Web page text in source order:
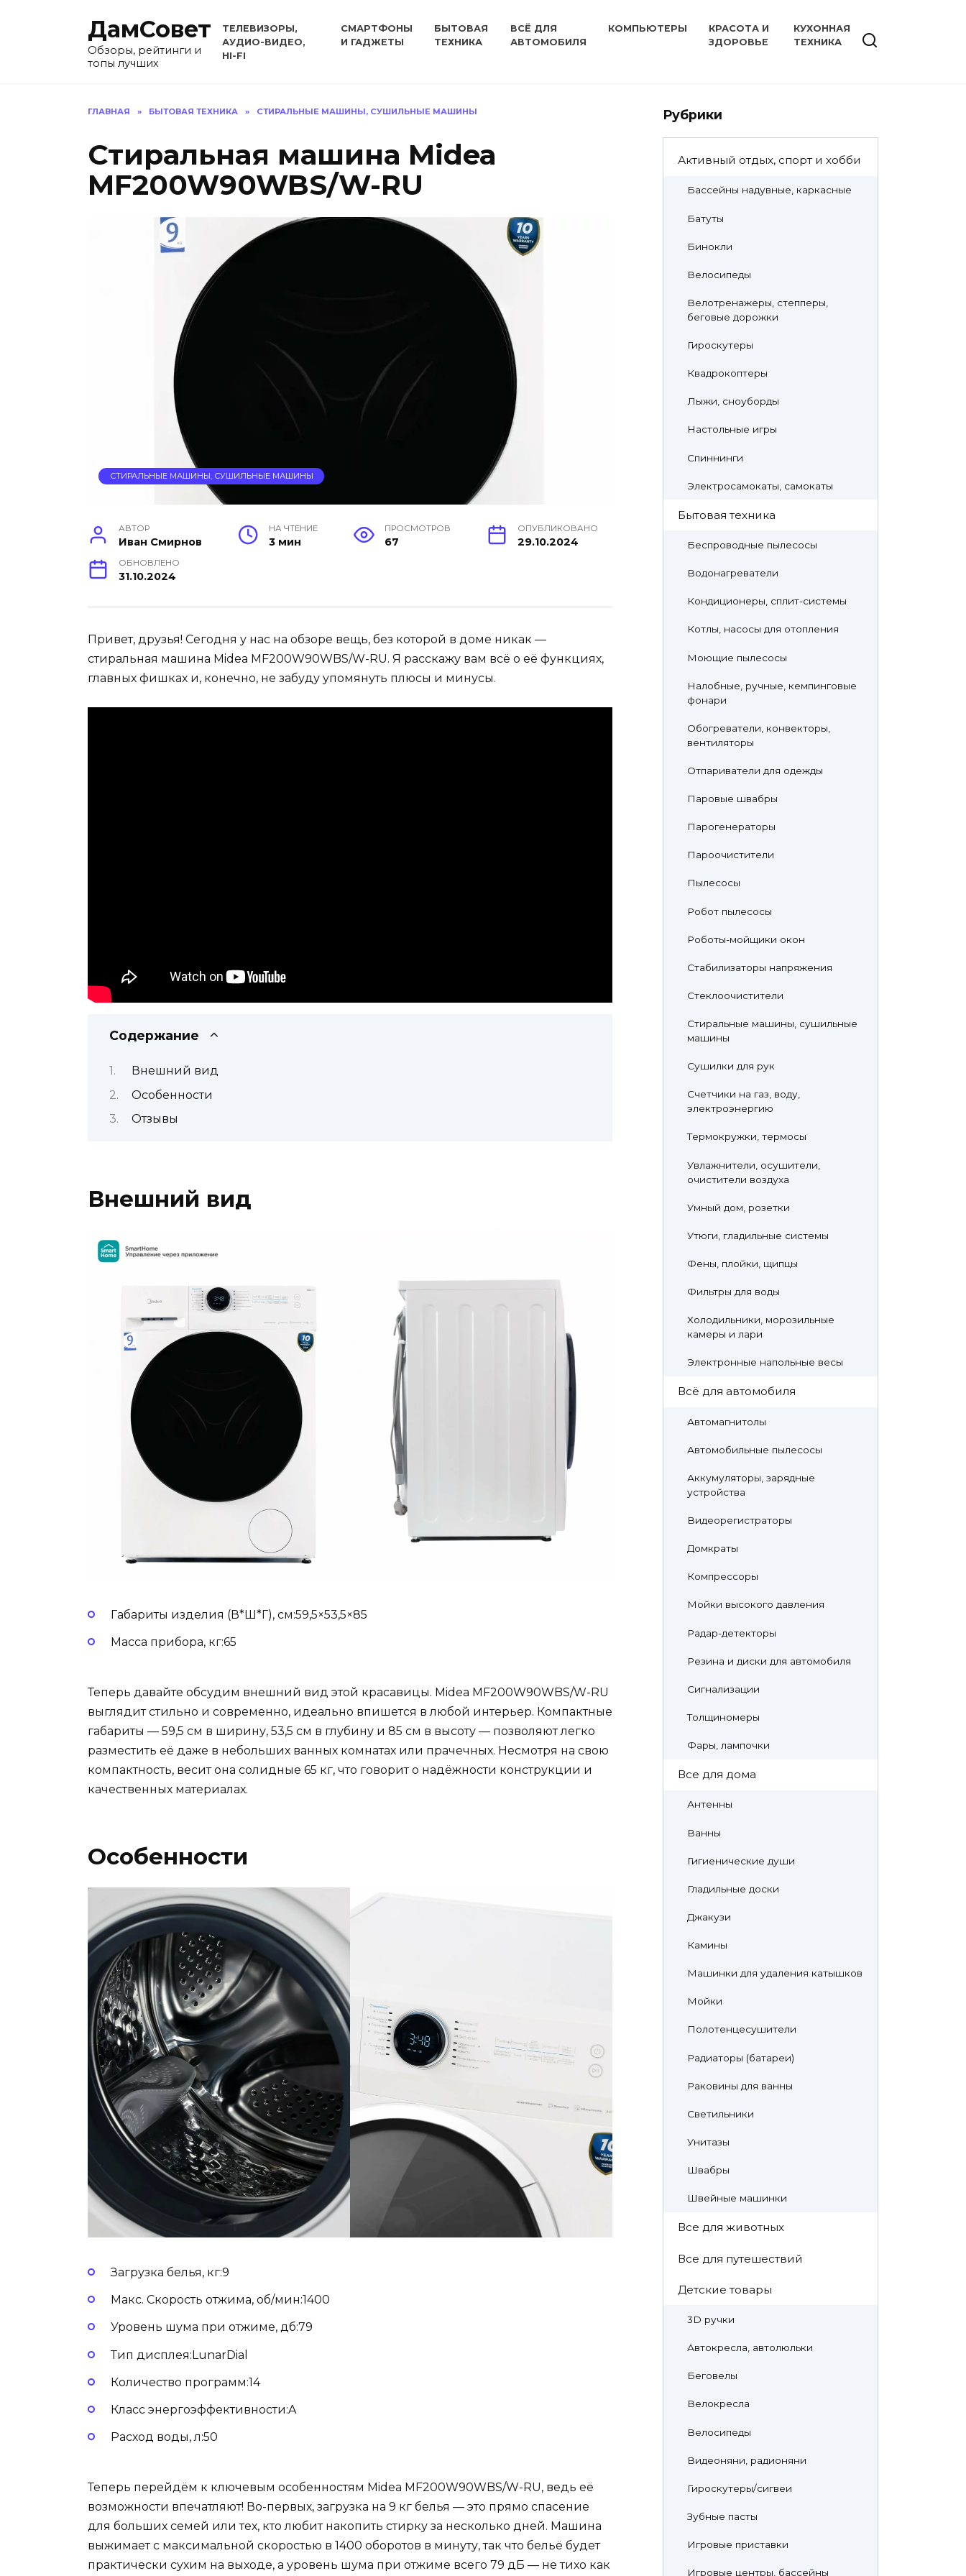
ДамСовет
Обзоры, рейтинги и
топы лучших
ТЕЛЕВИЗОРЫ,
АУДИО-ВИДЕО,
HI-FI
СМАРТФОНЫ
И ГАДЖЕТЫ
БЫТОВАЯ
ТЕХНИКА
ВСЁ ДЛЯ
АВТОМОБИЛЯ
КОМПЬЮТЕРЫ
КРАСОТА И
ЗДОРОВЬЕ
КУХОННАЯ
ТЕХНИКА
ГЛАВНАЯ » БЫТОВАЯ ТЕХНИКА » СТИРАЛЬНЫЕ МАШИНЫ, СУШИЛЬНЫЕ МАШИНЫ
Стиральная машина Midea
MF200W90WBS/W-RU
СТИРАЛЬНЫЕ МАШИНЫ, СУШИЛЬНЫЕ МАШИНЫ
АВТОР
Иван Смирнов
НА ЧТЕНИЕ
3 мин
ПРОСМОТРОВ
67
ОПУБЛИКОВАНО
29.10.2024
ОБНОВЛЕНО
31.10.2024
Привет, друзья! Сегодня у нас на обзоре вещь, без которой в доме никак —
стиральная машина Midea MF200W90WBS/W-RU. Я расскажу вам всё о её функциях,
главных фишках и, конечно, не забуду упомянуть плюсы и минусы.
Содержание
Внешний вид
Особенности
Отзывы
Внешний вид
Габариты изделия (В*Ш*Г), см:59,5×53,5×85
Масса прибора, кг:65
Теперь давайте обсудим внешний вид этой красавицы. Midea MF200W90WBS/W-RU
выглядит стильно и современно, идеально впишется в любой интерьер. Компактные
габариты — 59,5 см в ширину, 53,5 см в глубину и 85 см в высоту — позволяют легко
разместить её даже в небольших ванных комнатах или прачечных. Несмотря на свою
компактность, весит она солидные 65 кг, что говорит о надёжности конструкции и
качественных материалах.
Особенности
Загрузка белья, кг:9
Макс. Скорость отжима, об/мин:1400
Уровень шума при отжиме, дб:79
Тип дисплея:LunarDial
Количество программ:14
Класс энергоэффективности:A
Расход воды, л:50
Теперь перейдём к ключевым особенностям Midea MF200W90WBS/W-RU, ведь её
возможности впечатляют! Во-первых, загрузка на 9 кг белья — это прямо спасение
для больших семей или тех, кто любит накопить стирку за несколько дней. Машина
выжимает с максимальной скоростью в 1400 оборотов в минуту, так что бельё будет
практически сухим на выходе, а уровень шума при отжиме всего 79 дБ — не тихо как
Рубрики
Активный отдых, спорт и хобби
Бассейны надувные, каркасные
Батуты
Бинокли
Велосипеды
Велотренажеры, степперы,
беговые дорожки
Гироскутеры
Квадрокоптеры
Лыжи, сноуборды
Настольные игры
Спиннинги
Электросамокаты, самокаты
Бытовая техника
Беспроводные пылесосы
Водонагреватели
Кондиционеры, сплит-системы
Котлы, насосы для отопления
Моющие пылесосы
Налобные, ручные, кемпинговые
фонари
Обогреватели, конвекторы,
вентиляторы
Отпариватели для одежды
Паровые швабры
Парогенераторы
Пароочистители
Пылесосы
Робот пылесосы
Роботы-мойщики окон
Стабилизаторы напряжения
Стеклоочистители
Стиральные машины, сушильные
машины
Сушилки для рук
Счетчики на газ, воду,
электроэнергию
Термокружки, термосы
Увлажнители, осушители,
очистители воздуха
Умный дом, розетки
Утюги, гладильные системы
Фены, плойки, щипцы
Фильтры для воды
Холодильники, морозильные
камеры и лари
Электронные напольные весы
Всё для автомобиля
Автомагнитолы
Автомобильные пылесосы
Аккумуляторы, зарядные
устройства
Видеорегистраторы
Домкраты
Компрессоры
Мойки высокого давления
Радар-детекторы
Резина и диски для автомобиля
Сигнализации
Толщиномеры
Фары, лампочки
Все для дома
Антенны
Ванны
Гигиенические души
Гладильные доски
Джакузи
Камины
Машинки для удаления катышков
Мойки
Полотенцесушители
Радиаторы (батареи)
Раковины для ванны
Светильники
Унитазы
Швабры
Швейные машинки
Все для животных
Все для путешествий
Детские товары
3D ручки
Автокресла, автолюльки
Беговелы
Велокресла
Велосипеды
Видеоняни, радионяни
Гироскутеры/сигвеи
Зубные пасты
Игровые приставки
Игровые центры, бассейны